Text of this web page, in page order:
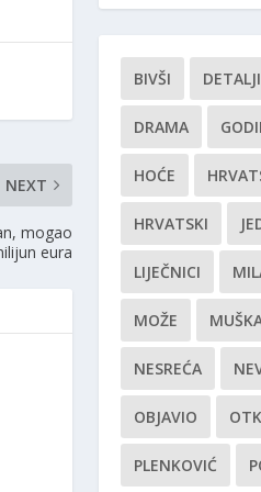
NEXT
mogao
eura
BIVŠI DETALJI
DRAMA
HOĆE
HRVATSKI
LIJEČNICI
MOŽE
NESREĆA
OBJAVIO
PLENKOVIĆ